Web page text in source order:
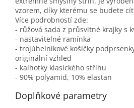
vzorem, díky kterému se budete
Více podrobností zde:
- růžová sada z průsvitné krajky s
- nastavitelné ramínka
- trojúhelníkové košíčky
originální vzhled
- kalhotky klasického střihu
- 90% polyamid, 10% elastan
Doplňkové parametry